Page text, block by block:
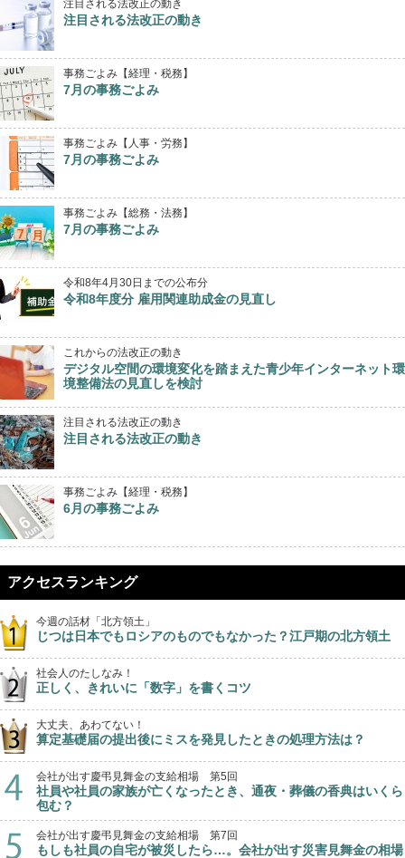
注目される法改正の動き
注目される法改正の動き
事務ごよみ【経理・税務】
7月の事務ごよみ
事務ごよみ【人事・労務】
7月の事務ごよみ
事務ごよみ【総務・法務】
7月の事務ごよみ
令和8年4月30日までの公布分
令和8年度分 雇用関連助成金の見直し
これからの法改正の動き
デジタル空間の環境変化を踏まえた青少年インターネット環
境整備法の見直しを検討
注目される法改正の動き
注目される法改正の動き
事務ごよみ【経理・税務】
6月の事務ごよみ
アクセスランキング
今週の話材「北方領土」
じつは日本でもロシアのものでもなかった？江戸期の北方領土
社会人のたしなみ！
正しく、きれいに「数字」を書くコツ
大丈夫、あわてない！
算定基礎届の提出後にミスを発見したときの処理方法は？
会社が出す慶弔見舞金の支給相場 第5回
社員や社員の家族が亡くなったとき、通夜・葬儀の香典はいくら
包む？
会社が出す慶弔見舞金の支給相場 第7回
もしも社員の自宅が被災したら…。会社が出す災害見舞金の相場